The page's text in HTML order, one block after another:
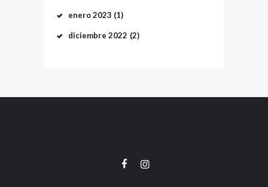
enero2023 (1)
diciembre2022 (2)